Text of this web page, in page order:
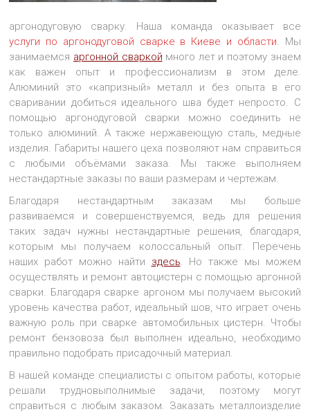
аргонодуговую сварку. Наша команда оказывает все
услуги по аргонодуговой сварке в Киеве и области. Мы
занимаемся аргонной сваркой много лет и поэтому знаем
как важен опыт и профессионализм в этом деле.
Алюминий это «капризный» металл и без опыта в его
сваривании добиться идеального шва будет непросто. С
помощью аргонодуговой сварки можно соединить не
только алюминий. А также нержавеющую сталь, медные
изделия. Габариты нашего цеха позволяют нам справиться
с любыми объёмами заказа. Мы также выполняем
нестандартные заказы по ваши размерам и чертежам.
Благодаря нестандартным заказам мы больше
развиваемся и совершенствуемся, ведь для решения
таких задач нужны нестандартные решения, благодаря,
которым мы получаем колоссальный опыт. Перечень
наших работ можно найти здесь. Но также мы можем
осуществлять и ремонт автоцистерн с помощью аргонной
сварки. Благодаря сварке аргоном мы получаем высокий
уровень качества работ, идеальный шов, что играет очень
важную роль при сварке автомобильных цистерн. Чтобы
ремонт бензовоза был выполнен идеально, необходимо
правильно подобрать присадочный материал.
В нашей команде специалисты с опытом работы, которые
решали трудновыполнимые задачи, поэтому могут
справиться с любым заказом. Заказать металлоизделие